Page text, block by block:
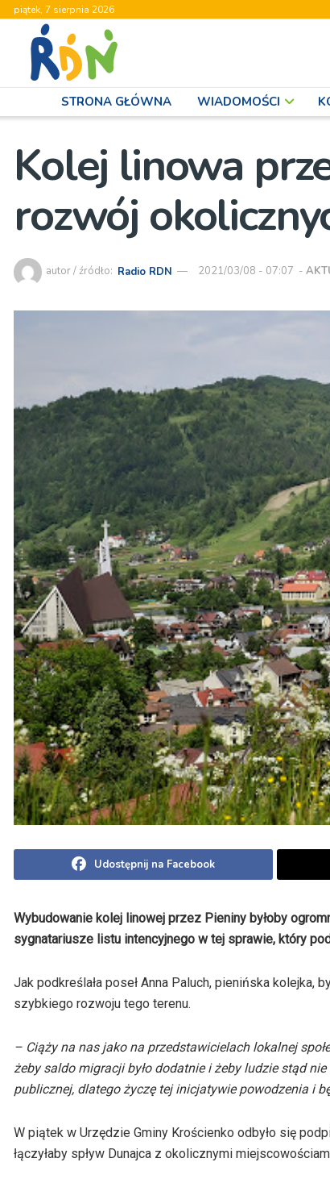
piątek, 7 sierpnia 2026
STRONA GŁÓWNA WIADOMOŚCI
Kolej linowa
rozwój
autor / źródło: Radio RDN 2021/03/08 - 07:07 -
Udostępnij na Facebook
Wybudowanie kolej linowej przez Pieniny byłoby
sygnatariusze listu intencyjnego w tej sprawie, który
Jak podkreślała poseł Anna Paluch, pienińska
szybkiego rozwoju tego terenu.
– Ciąży na nas jako na przedstawicielach lokalnej
żeby saldo migracji było dodatnie i żeby ludzie stąd
publicznej, dlatego życzę tej inicjatywie powodzenia i
W piątek w Urzędzie Gminy Krościenko odbyło się
łączyłaby spływ Dunajca z okolicznymi